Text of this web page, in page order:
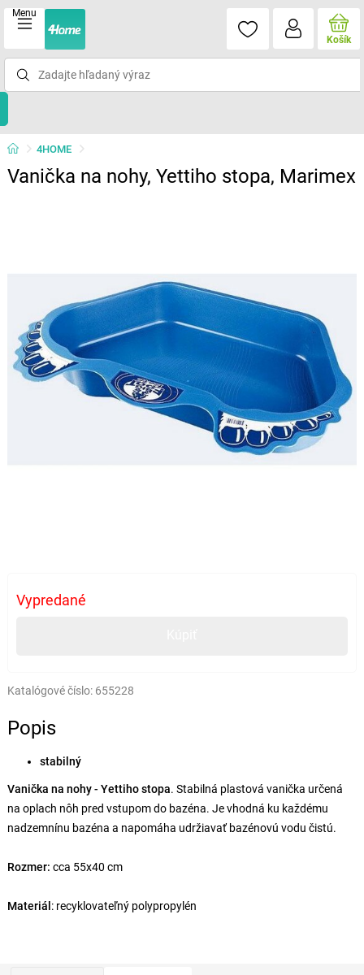
Menu
Košík
4HOME
Vanička na nohy, Yettiho stopa, Marimex
Vypredané
Katalógové číslo: 655228
Popis
stabilný
Vanička na nohy - Yettiho stopa. Stabilná plastová vanička určená
na oplach nôh pred vstupom do bazéna. Je vhodná ku každému
nadzemnínu bazéna a napomáha udržiavať bazénovú vodu čistú.
Rozmer: cca 55x40 cm
Materiál : recyklovateľný polypropylén